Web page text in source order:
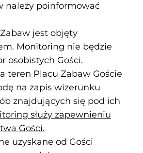
należy poinformować
jest objęty
Monitoring nie będzie
osobistych Gości.
teren Placu Zabaw Goście
na zapis wizerunku
znajdujących się pod ich
służy zapewnieniu
Gości.
uzyskane od Gości